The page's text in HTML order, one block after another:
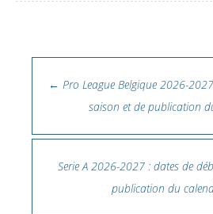
← Pro League Belgique 2026-
saison et de publication
Serie A 2026-2027 : dates de
publication du